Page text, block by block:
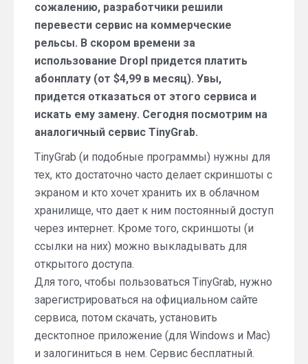
сожалению, разработчики решили
перевести сервис на коммерческие
рельсы. В скором времени за
использование Dropl придется платить
абонплату (от $4,99 в месяц). Увы,
придется отказаться от этого сервиса и
искать ему замену. Сегодня посмотрим на
аналогичный сервис TinyGrab.
TinyGrab (и подобные программы) нужны для
тех, кто достаточно часто делает скриншоты с
экраном и кто хочет хранить их в облачном
хранилище, что дает к ним постоянный доступ
через интернет. Кроме того, скриншоты (и
ссылки на них) можно выкладывать для
открытого доступа.
Для того, чтобы пользоваться TinyGrab, нужно
зарегистрироваться на официальном сайте
сервиса, потом скачать, установить
десктопное приложение (для Windows и Mac)
и залогиниться в нем. Сервис бесплатный.